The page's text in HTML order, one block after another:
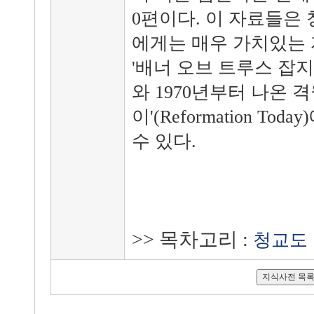
0편이다. 이 자료들은
에게는 매우 가치있는
'배너 오브 트루스 잡
와 1970년부터 나온
이'(Reformation
수 있다.
>> 목차고리 : 청교도